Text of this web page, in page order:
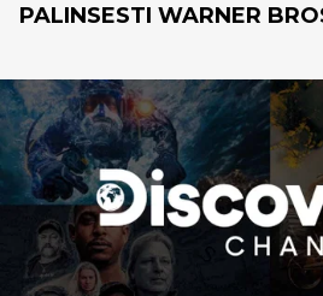
PALINSESTI WARNER